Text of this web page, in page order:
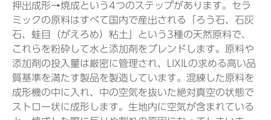
押出成形→焼成という4つのステップがあります。セラ
ミックの原料はすべて国内で産出される「ろう石、石灰
石、蛙目（がえろめ）粘土」という3種の天然原料で、
これらを粉砕して水と添加剤をブレンドします。原料や
添加剤の投入量は厳密に管理され、LIXILの求める高い品
質基準を満たす製品を製造しています。混練した原料を
成形機の中に入れ、中の空気を抜いた絶対真空の状態で
ストロー状に成形します。生地内に空気が含まれている